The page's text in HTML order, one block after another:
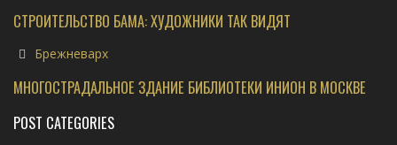
СТРОИТЕЛЬСТВО БАМА: ХУДОЖНИКИ ТАК ВИДЯТ
Брежневарх
МНОГОСТРАДАЛЬНОЕ ЗДАНИЕ БИБЛИОТЕКИ ИНИОН В МОСКВЕ
POST CATEGORIES